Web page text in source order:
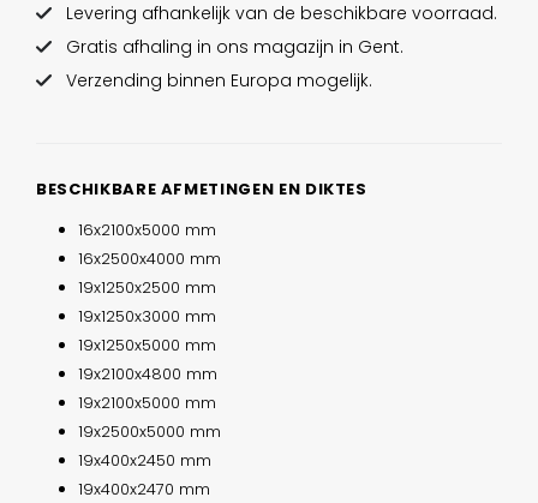
Levering afhankelijk van de beschikbare voorraad.
Gratis afhaling in ons magazijn in Gent.
Verzending binnen Europa mogelijk.
BESCHIKBARE AFMETINGEN EN DIKTES
16x2100x5000 mm
16x2500x4000 mm
19x1250x2500 mm
19x1250x3000 mm
19x1250x5000 mm
19x2100x4800 mm
19x2100x5000 mm
19x2500x5000 mm
19x400x2450 mm
19x400x2470 mm